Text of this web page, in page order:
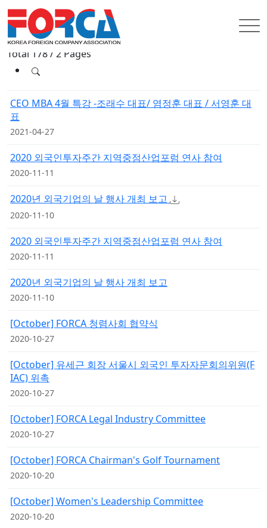
INFORMATION
FORCA News
Total 178 / 2 Pages
CEO MBA 4월 특강 -조래수 대표/ 염정훈 대표 / 서영훈 대
표
2021-04-27
2020 외국인투자주간 지역중점산업포럼 연사 참여
2020-11-11
2020년 외국기업의 날 행사 개최 보고
2020-11-10
2020 외국인투자주간 지역중점산업포럼 연사 참여
2020-11-11
2020년 외국기업의 날 행사 개최 보고
2020-11-10
[October] FORCA 청렴사회 협약식
2020-10-27
[October] 유세근 회장 서울시 외국인 투자자문회의위원(F
IAC) 위촉
2020-10-27
[October] FORCA Legal Industry Committee
2020-10-27
[October] FORCA Chairman's Golf Tournament
2020-10-20
[October] Women's Leadership Committee
2020-10-20